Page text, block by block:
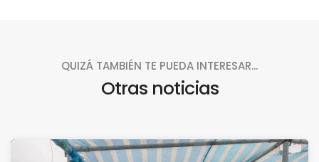
QUIZÁ TAMBIÉN TE PUEDA INTERESAR...
Otras noticias